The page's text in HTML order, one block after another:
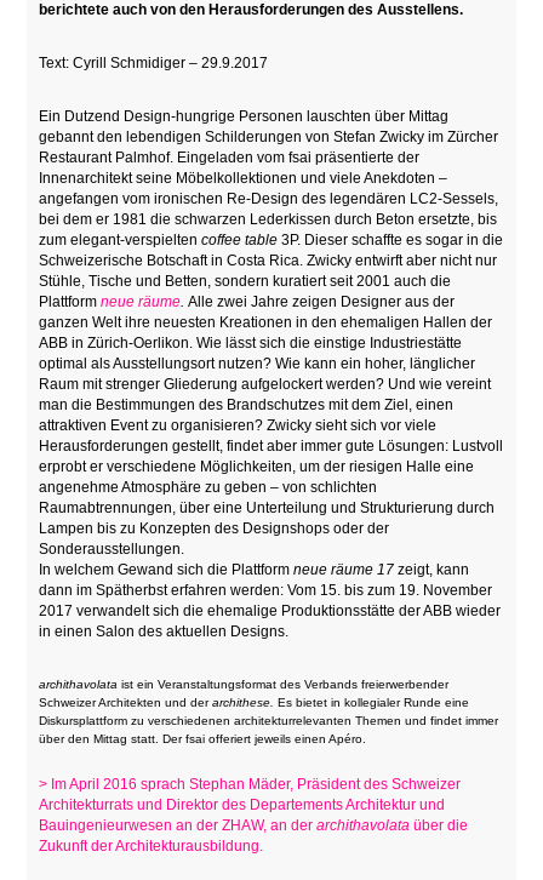
berichtete auch von den Herausforderungen des Ausstellens.
Text: Cyrill Schmidiger – 29.9.2017
Ein Dutzend Design-hungrige Personen lauschten über Mittag
gebannt den lebendigen Schilderungen von Stefan Zwicky im Zürcher
Restaurant Palmhof. Eingeladen vom fsai präsentierte der
Innenarchitekt seine Möbelkollektionen und viele Anekdoten –
angefangen vom ironischen Re-Design des legendären LC2-Sessels,
bei dem er 1981 die schwarzen Lederkissen durch Beton ersetzte, bis
zum elegant-verspieltencoffee table3P. Dieser schaffte es sogar in die
Schweizerische Botschaft in Costa Rica. Zwicky entwirft aber nicht nur
Stühle, Tische und Betten, sondern kuratiert seit 2001 auch die
Plattformneue räume.Alle zwei Jahre zeigen Designer aus der
ganzen Welt ihre neuesten Kreationen in den ehemaligen Hallen der
ABB in Zürich-Oerlikon. Wie lässt sich die einstige Industriestätte
optimal als Ausstellungsort nutzen? Wie kann ein hoher, länglicher
Raum mit strenger Gliederung aufgelockert werden? Und wie vereint
man die Bestimmungen des Brandschutzes mit dem Ziel, einen
attraktiven Event zu organisieren? Zwicky sieht sich vor viele
Herausforderungen gestellt, findet aber immer gute Lösungen: Lustvoll
erprobt er verschiedene Möglichkeiten, um der riesigen Halle eine
angenehme Atmosphäre zu geben – von schlichten
Raumabtrennungen, über eine Unterteilung und Strukturierung durch
Lampen bis zu Konzepten des Designshops oder der
Sonderausstellungen.
In welchem Gewand sich die Plattformneue räume 17zeigt, kann
dann im Spätherbst erfahren werden: Vom 15. bis zum 19. November
2017 verwandelt sich die ehemalige Produktionsstätte der ABB wieder
in einen Salon des aktuellen Designs.
archithavolata ist ein Veranstaltungsformat des Verbands freierwerbender
Schweizer Architekten und derarchithese. Es bietet in kollegialer Runde eine
Diskursplattform zu verschiedenen architekturrelevanten Themen und findet immer
über den Mittag statt. Der fsai offeriert jeweils einen Apéro.
> Im April 2016 sprach Stephan Mäder, Präsident des Schweizer
Architekturrats und Direktor des Departements Architektur und
Bauingenieurwesen an der ZHAW, an derarchithavolata über die
Zukunft der Architekturausbildung.